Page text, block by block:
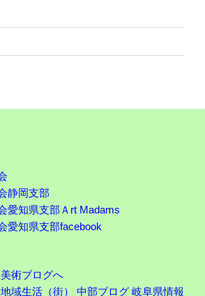
静岡支部
愛知県支部Ａrt Madams
愛知県支部facebook